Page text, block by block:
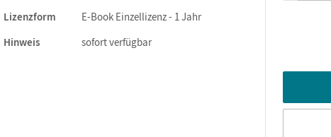
Lizenzform
E-Book Einzellizenz - 1 Jahr
Hinweis
sofort verfügbar